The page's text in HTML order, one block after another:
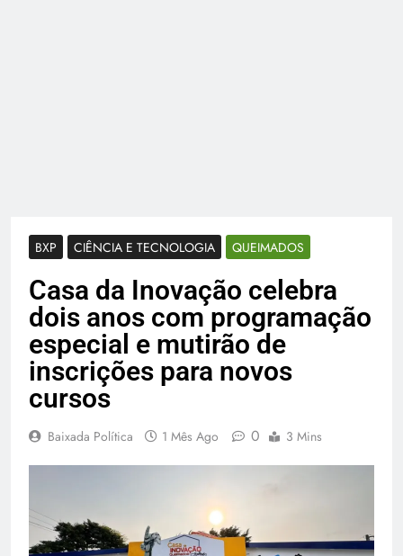
BXP CIÊNCIA E TECNOLOGIA QUEIMADOS
Casa da Inovação celebra
dois anos com programação
especial e mutirão de
inscrições para novos
cursos
Baixada Política 1 Mês Ago 0 3 Mins